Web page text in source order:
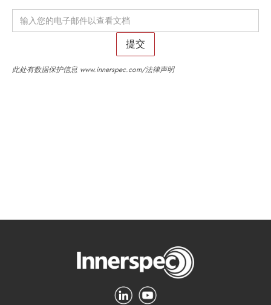
此处有数据保护信息 www.innerspec.com/法律声明